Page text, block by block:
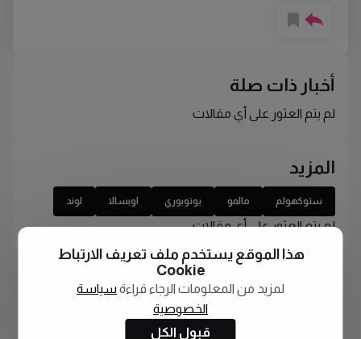
أخبار ذات صلة
لم يتم العثور على أي مقالات
المزيد
ستوكهولم مالمو يوتوبوري اوبسالا لوند
لم يتم العثور على أي مقالات
هذا الموقع يستخدم ملف تعريف الارتباط
Cookie
لمزيد من المعلومات الرجاء قراءة سياسة
الخصوصية
قبول الكل